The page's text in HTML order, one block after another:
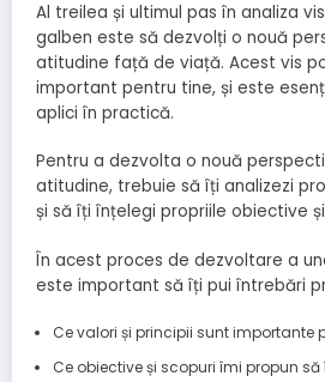
Al treilea și ultimul pas în analiza
galben este să dezvolți o nouă
atitudine față de viață. Acest vis
important pentru tine, și este
aplici în practică.
Pentru a dezvolta o nouă
atitudine, trebuie să îți analizezi
și să îți înțelegi propriile obiective
În acest proces de dezvoltare a
este important să îți pui întrebări
Ce valori și principii sunt importante
Ce obiective și scopuri îmi propun